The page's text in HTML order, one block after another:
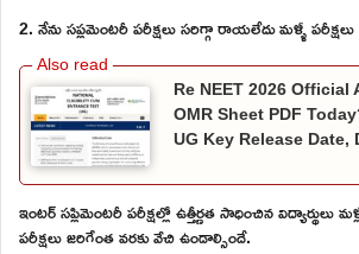
2. నేను సప్లమెంటరీ పరీక్షలు సరిగ్గా రాయలేదు మళ్ళీ
Re NEET 2026 Official
OMR Sheet PDF
UG Key Release
ఇంటర్ సప్లిమెంటరీ పరీక్షల్లో ఉత్తీర్ణత సాధించిన విద్యార్థులు
పరీక్షలు జరిగేంత వరకు వేచి ఉండాల్సిందే.